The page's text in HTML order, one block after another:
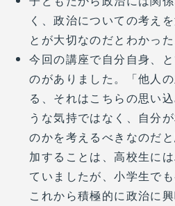
く、政治についての考え
とが大切なのだとわかった
今回の講座で自分自身、
のがありました。「他人
る、それはこちらの思い
うな気持ではなく、自分
のかを考えるべきなのだ
加することは、高校生に
ていましたが、小学生で
これから積極的に政治に